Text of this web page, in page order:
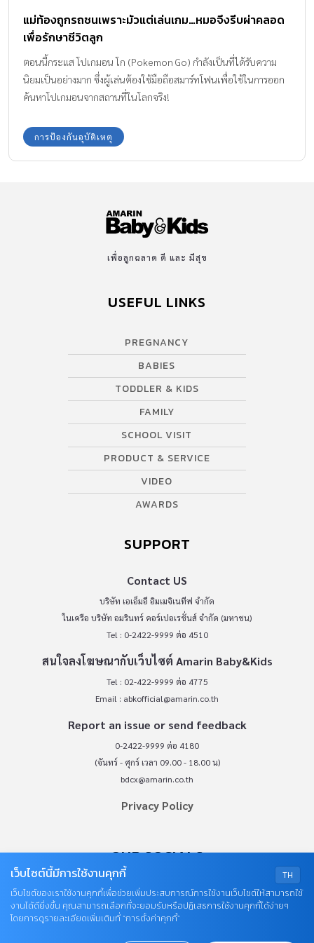
แม่ท้องถูกรถชนเพราะมัวแต่เล่นเกม…หมอจึงรีบผ่าคลอด
เพื่อรักษาชีวิตลูก
ตอนนี้กระแส โปเกมอน โก (Pokemon Go) กำลังเป็นที่ได้รับความ
นิยมเป็นอย่างมาก ซึ่งผู้เล่นต้องใช้มือถือสมาร์ทโฟนเพื่อใช้ในการออก
ค้นหาโปเกมอนจากสถานที่ในโลกจริง!
การป้องกันอุบัติเหตุ
เพื่อลูกฉลาด ดี และ มีสุข
USEFUL LINKS
PREGNANCY
BABIES
TODDLER & KIDS
FAMILY
SCHOOL VISIT
PRODUCT & SERVICE
VIDEO
AWARDS
SUPPORT
Contact US
บริษัท เอเอ็มอี อิมเมจิเนทีฟ จำกัด
ในเครือ บริษัท อมรินทร์ คอร์เปอเรชั่นส์ จำกัด (มหาชน)
Tel : 0-2422-9999 ต่อ 4510
สนใจลงโฆษณากับเว็บไซต์ Amarin Baby&Kids
Tel : 02-422-9999 ต่อ 4775
Email : abkofficial@amarin.co.th
Report an issue or send feedback
0-2422-9999 ต่อ 4180
(จันทร์ - ศุกร์ เวลา 09.00 - 18.00 น)
bdcx@amarin.co.th
Privacy Policy
OUR SOCIALS
TH
เว็บไซต์นี้มีการใช้งานคุกกี้
เว็บไซต์ของเราใช้งานคุกกี้เพื่อช่วยเพิ่มประสบการณ์การใช้งานเว็บไซต์ให้สามารถใช้
งานได้ดียิ่งขึ้น คุณสามารถเลือกที่จะยอมรับหรือปฏิเสธการใช้งานคุกกี้ได้ง่ายๆ
โดยการดูรายละเอียดเพิ่มเติมที่ “การตั้งค่าคุกกี้”